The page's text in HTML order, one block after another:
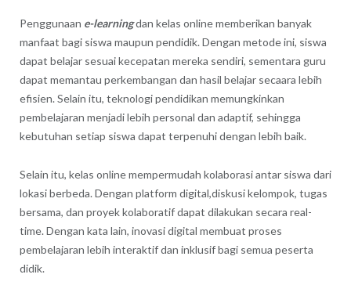
Penggunaan e-learningdan kelas online memberikan banyak
manfaat bagi siswa maupun pendidik. Dengan metode ini, siswa
dapat belajar sesuai kecepatan mereka sendiri, sementara guru
dapat memantau perkembangan dan hasil belajar secaara lebih
efisien. Selain itu, teknologi pendidikan memungkinkan
pembelajaran menjadi lebih personal dan adaptif, sehingga
kebutuhan setiap siswa dapat terpenuhi dengan lebih baik.
Selain itu, kelas online mempermudah kolaborasi antar siswa dari
lokasi berbeda. Dengan platform digital,diskusi kelompok, tugas
bersama, dan proyek kolaboratif dapat dilakukan secara real-
time. Dengan kata lain, inovasi digital membuat proses
pembelajaran lebih interaktif dan inklusif bagi semua peserta
didik.